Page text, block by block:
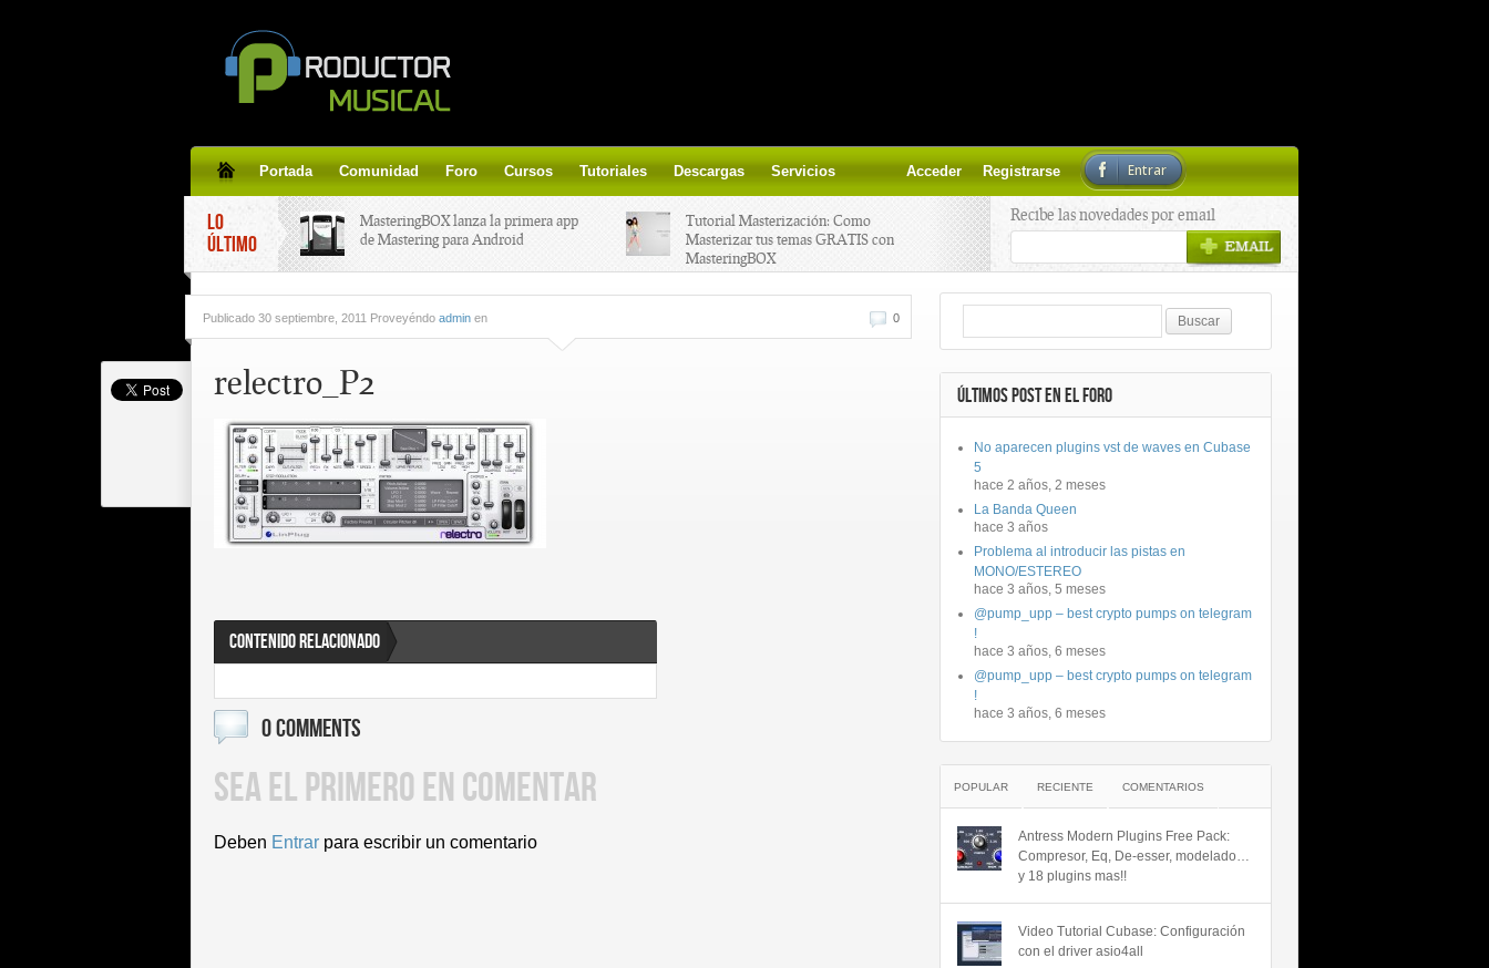
Portada Comunidad Foro Cursos Tutoriales Descargas Servicios Acceder Registrarse Entrar
LO
ÚLTIMO
MasteringBOX lanza la primera app
de Mastering para Android
Tutorial Masterización: Como
Masterizar tus temas GRATIS con
MasteringBOX
line gratis!
Yalp crea Fono, Lleva la escena DJ a
Korg lanza SDD-3000, el nuevo
Tutorial de CLA Effects, aprende a
aplicar efectos a tus voces.
Recibe las novedades por email
0
Publicado 30 septiembre, 2011 Proveyéndo admin en
relectro_P2
CONTENIDO RELACIONADO
0 COMMENTS
SEA EL PRIMERO EN COMENTAR
Deben Entrar para escribir un comentario
ÚLTIMOS POST EN EL FORO
No aparecen plugins vst de waves en Cubase
5
hace 2 años, 2 meses
La Banda Queen
hace 3 años
Problema al introducir las pistas en
MONO/ESTEREO
hace 3 años, 5 meses
@pump_upp – best crypto pumps on telegram
!
hace 3 años, 6 meses
@pump_upp – best crypto pumps on telegram
!
hace 3 años, 6 meses
POPULAR RECIENTE COMENTARIOS
Antress Modern Plugins Free Pack:
Compresor, Eq, De-esser, modelado…
y 18 plugins mas!!
Video Tutorial Cubase: Configuración
con el driver asio4all